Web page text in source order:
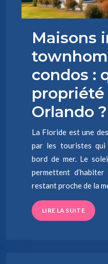
Maisons
condos :
propriété
Orlando ?
La Floride est une
par les touristes qui
bord de mer. Le
permettent
restant proche de la
LIRE LA SUITE